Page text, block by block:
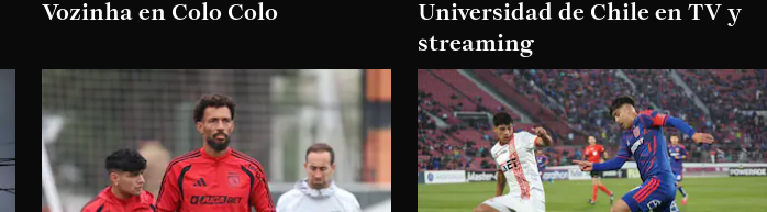
Vozinha en Colo Colo
Universidad de Chile en TV y
streaming